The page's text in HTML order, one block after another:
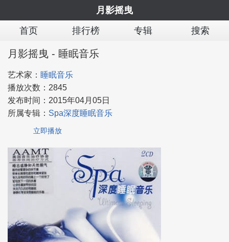
月影摇曳
首页
排行榜 专辑 搜索
月影摇曳 - 睡眠音乐
艺术家： 睡眠音乐
播放次数： 2845
发布时间： 2015年04月05日
所属专辑： Spa深度睡眠音乐
立即播放